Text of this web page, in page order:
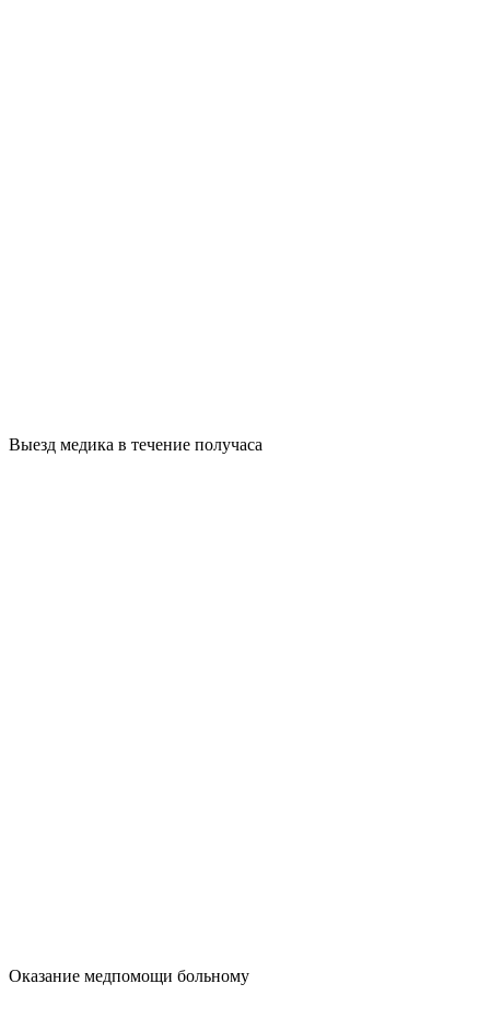
Выезд медика в течение получаса
Оказание медпомощи больному